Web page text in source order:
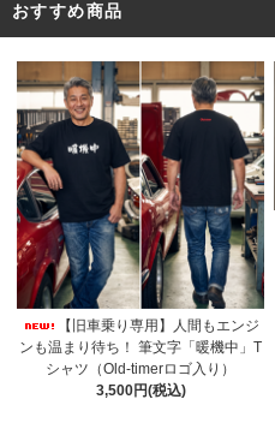
おすすめ商品
【旧車乗り専用】人間もエンジ
ンも温まり待ち！ 筆文字「暖機中」T
シャツ（Old-timerロゴ入り）
3,500円(税込)